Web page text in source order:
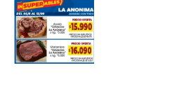
Nombre
Apellidos